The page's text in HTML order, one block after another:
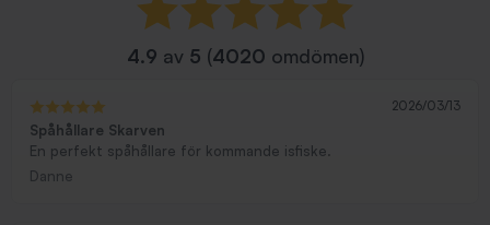
4.9 av 5 (4020 omdömen)
2026/03/13
Spåhållare Skarven
En perfekt spåhållare för kommande isfiske.
Danne